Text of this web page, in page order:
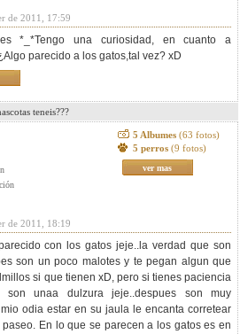
de 2011, 17:59
*_*Tengo una curiosidad, en cuanto a
parecido a los gatos,tal vez? xD
teneis???
5 Albumes (63 fotos)
5 perros (9 fotos)
ver mas
de 2011, 18:19
con los gatos jeje..la verdad que son
son un poco malotes y te pegan algun que
si que tienen xD, pero si tienes paciencia
son unaa dulzura jeje..despues son muy
odia estar en su jaula le encanta corretear
En lo que se parecen a los gatos es en